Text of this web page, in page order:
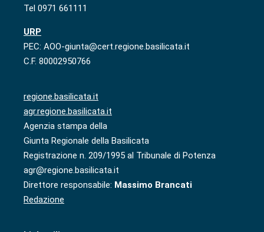
Tel 0971 661111
URP
PEC: AOO-giunta@cert.regione.basilicata.it
C.F. 80002950766
regione.basilicata.it
agr.regione.basilicata.it
Agenzia stampa della
Giunta Regionale della Basilicata
Registrazione n. 209/1995 al Tribunale di Potenza
agr@regione.basilicata.it
Direttore responsabile: Massimo Brancati
Redazione